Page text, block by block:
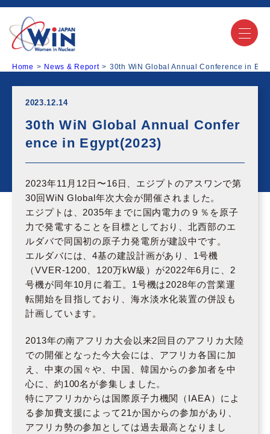
Home News & Report 30th WiN Global Annual Conference in
2023.12.14
30th WiN Global Annual Confer
ence in Egypt(2023)
2023年11月12日〜16日、エジプトのアスワンで第
30回WiN Global年次大会が開催されました。
エジプトは、2035年までに国内電力の９％を原子
力で発電することを目標としており、北西部のエ
ルダバで同国初の原子力発電所が建設中です。
エルダバには、4基の建設計画があり、1号機
（VVER-1200、120万kW級）が2022年6月に、2
号機が同年10月に着工。1号機は2028年の営業運
転開始を目指しており、海水淡水化装置の併設も
計画しています。
2013年の南アフリカ大会以来2回目のアフリカ大陸
での開催となった今大会には、アフリカ各国に加
え、中東の国々や、中国、韓国からの参加者を中
心に、約100名が参集しました。
特にアフリカからは国際原子力機関（IAEA）によ
る参加費支援によって21か国からの参加があり、
アフリカ勢の参加としては過去最高となりまし